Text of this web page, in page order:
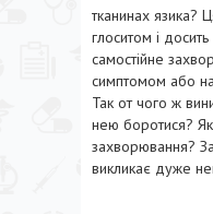
тканинах язика?
глоситом і досить
самостійне
симптомом або
Так от чого ж
нею боротися?
захворювання?
викликає дуже